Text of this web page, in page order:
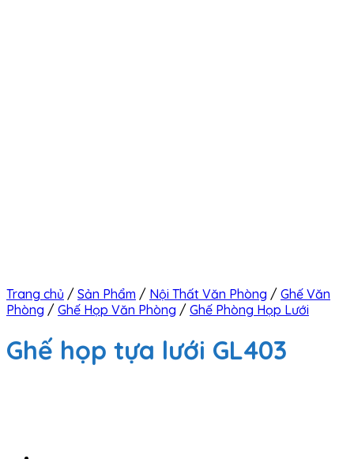
Trang chủ / Sản Phẩm / Nội Thất Văn Phòng / Ghế Văn
Phòng / Ghế Họp Văn Phòng / Ghế Phòng Họp Lưới
Ghế họp tựa lưới GL403